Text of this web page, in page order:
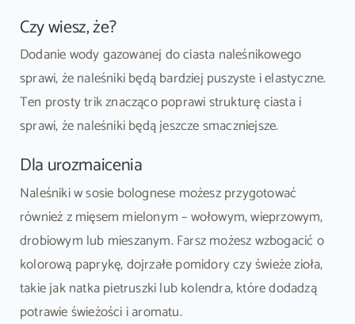
Czy wiesz, że?
Dodanie wody gazowanej do ciasta naleśnikowego
sprawi, że naleśniki będą bardziej puszyste i elastyczne.
Ten prosty trik znacząco poprawi strukturę ciasta i
sprawi, że naleśniki będą jeszcze smaczniejsze.
Dla urozmaicenia
Naleśniki w sosie bolognese możesz przygotować
również z mięsem mielonym – wołowym, wieprzowym,
drobiowym lub mieszanym. Farsz możesz wzbogacić o
kolorową paprykę, dojrzałe pomidory czy świeże zioła,
takie jak natka pietruszki lub kolendra, które dodadzą
potrawie świeżości i aromatu.